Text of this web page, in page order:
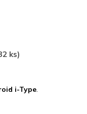
ks)
i-Type.